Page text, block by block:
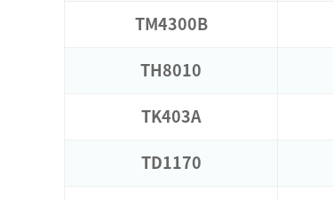
TM4300B
TH8010
TK403A
TD1170